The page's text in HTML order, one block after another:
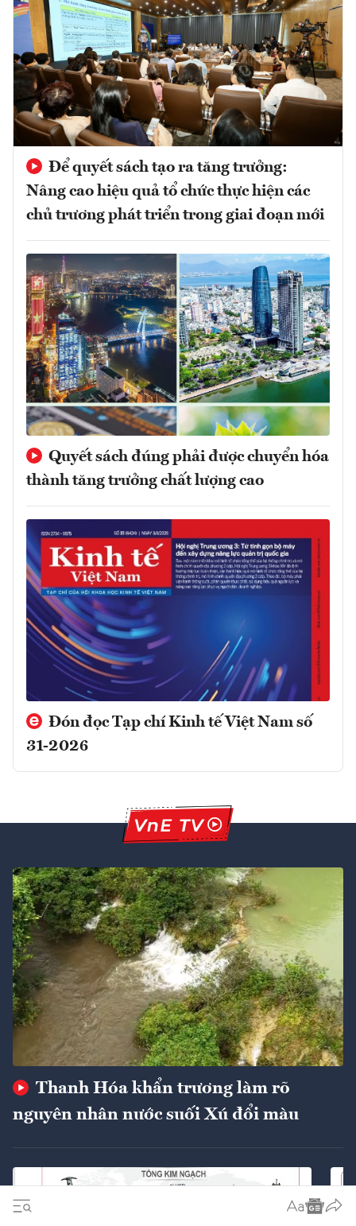
Để quyết sách tạo ra tăng trưởng:
Nâng cao hiệu quả tổ chức thực hiện các
chủ trương phát triển trong giai đoạn mới
Quyết sách đúng phải được chuyển hóa
thành tăng trưởng chất lượng cao
Đón đọc Tạp chí Kinh tế Việt Nam số
31-2026
Thanh Hóa khẩn trương làm rõ
nguyên nhân nước suối Xú đổi màu